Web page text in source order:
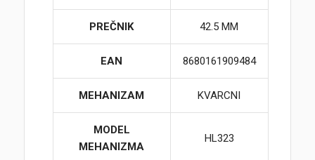
PREČNIK 42.5 MM
EAN 8680161909484
MEHANIZAM KVARCNI
MODEL
MEHANIZMA
HL323